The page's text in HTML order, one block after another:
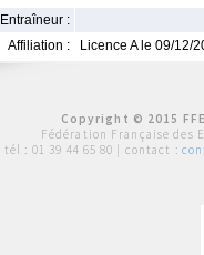
Entraîneur :
Affiliation :
Licence A le 09/12/
Copyright © 2015
Fédération Française des
tél : 01 39 44 65 80 | contact :